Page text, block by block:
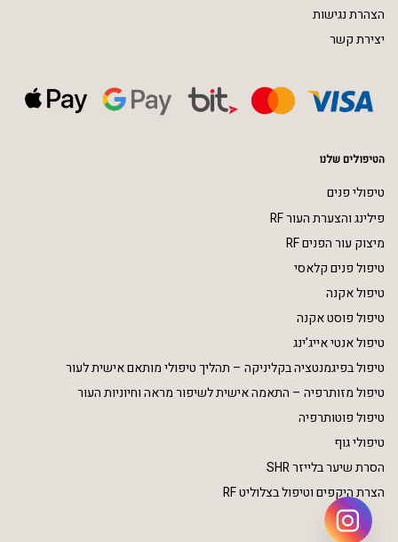
הצהרת נגישות
יצירת קשר
הטיפולים שלנו
טיפולי פנים
פילינג והצערת העור RF
מיצוק עור הפנים RF
טיפול פנים קלאסי
טיפול אקנה
טיפול פוסט אקנה
טיפול אנטי אייג’ינג
טיפול בפיגמנטציה בקליניקה – תהליך טיפולי מותאם אישית לעור
טיפול מזותרפיה – התאמה אישית לשיפור מראה וחיוניות העור
טיפול פוטותרפיה
טיפולי גוף
הסרת שיער בלייזר SHR
הצרת היקפים וטיפול בצלוליט RF